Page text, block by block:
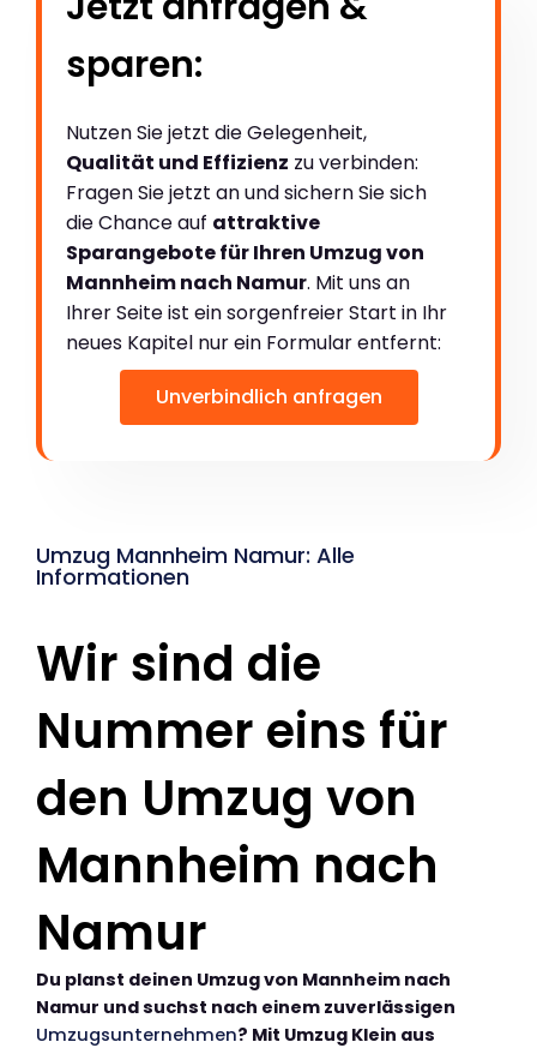
sparen:
Nutzen Sie jetzt die Gelegenheit,
Qualität und Effizienz zu verbinden:
Fragen Sie jetzt an und sichern Sie sich
die Chance auf attraktive
Sparangebote für Ihren Umzug von
Mannheim nach Namur. Mit uns an
Ihrer Seite ist ein sorgenfreier Start in Ihr
neues Kapitel nur ein Formular entfernt:
Unverbindlich anfragen
Umzug Mannheim Namur: Alle
Informationen
Wir sind die
Nummer eins für
den Umzug von
Mannheim nach
Namur
Du planst deinen Umzug von Mannheim nach
Namur und suchst nach einem zuverlässigen
Umzugsunternehmen? Mit Umzug Klein aus